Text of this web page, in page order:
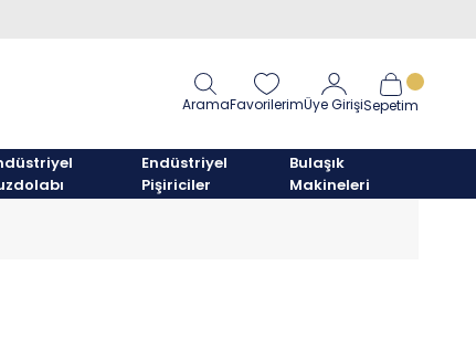
AramaFavorilerimÜye GirişiSepetim
Endüstriyel
Pişiriciler
Bulaşık
Makineleri